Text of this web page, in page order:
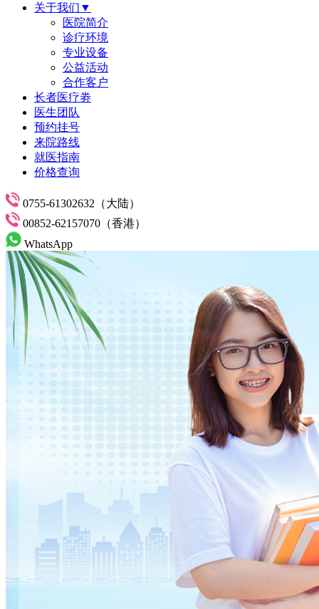
关于我们▼
医院简介
诊疗环境
专业设备
公益活动
合作客户
长者医疗劵
医生团队
预约挂号
来院路线
就医指南
价格查询
0755-61302632（大陆）
00852-62157070（香港）
WhatsApp